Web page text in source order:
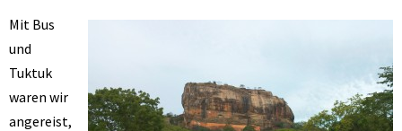
Mit Bus
und
Tuktuk
waren wir
angereist,